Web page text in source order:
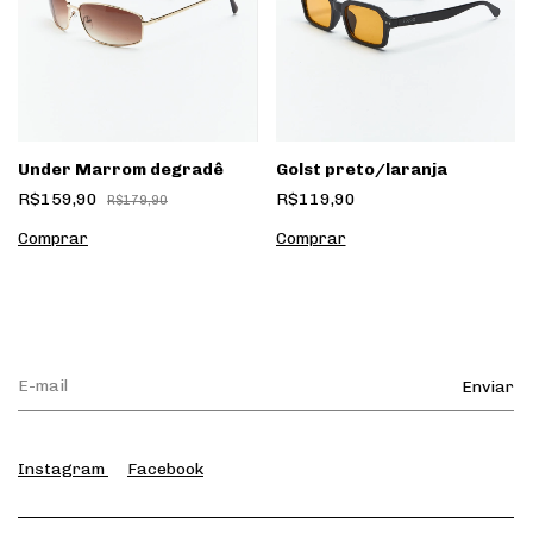
Under Marrom degradê
R$159,90
R$179,90
Golst preto/laranja
R$119,90
Instagram Facebook